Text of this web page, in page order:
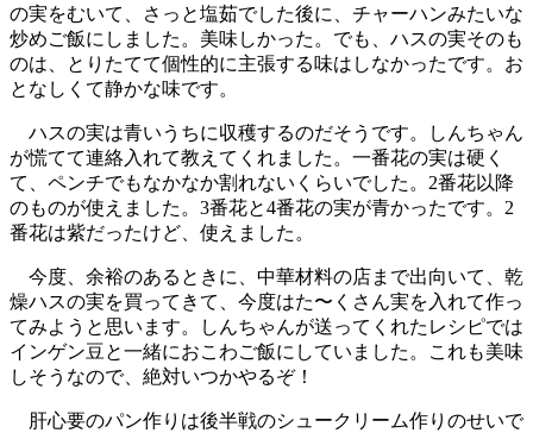
の実をむいて、さっと塩茹でした後に、チャーハンみたいな
炒めご飯にしました。美味しかった。でも、ハスの実そのも
のは、とりたてて個性的に主張する味はしなかったです。お
となしくて静かな味です。
ハスの実は青いうちに収穫するのだそうです。しんちゃん
が慌てて連絡入れて教えてくれました。一番花の実は硬く
て、ペンチでもなかなか割れないくらいでした。2番花以降
のものが使えました。3番花と4番花の実が青かったです。2
番花は紫だったけど、使えました。
今度、余裕のあるときに、中華材料の店まで出向いて、乾
燥ハスの実を買ってきて、今度はた〜くさん実を入れて作っ
てみようと思います。しんちゃんが送ってくれたレシピでは
インゲン豆と一緒におこわご飯にしていました。これも美味
しそうなので、絶対いつかやるぞ！
肝心要のパン作りは後半戦のシュークリーム作りのせいで